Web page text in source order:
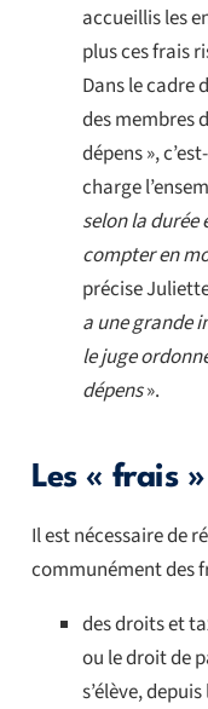
accueillis les
plus ces frais
Dans le cadre
des membres
dépens »,
charge
selon la durée
compter en
précise
a une grande
le juge
dépens».
Les « frais
Il est nécessaire de
communément des
des droits et
ou le droit de
s’élève,